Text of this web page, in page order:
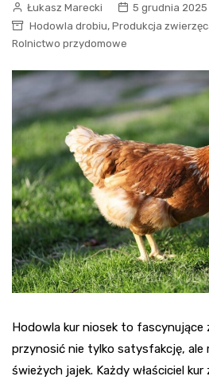
Łukasz Marecki
5 grudnia 2025
Hodowla drobiu, Produkcja
Rolnictwo przydomowe
Hodowla kur niosek to fascynujące
przynosić nie tylko satysfakcję, ale
świeżych jajek. Każdy właściciel